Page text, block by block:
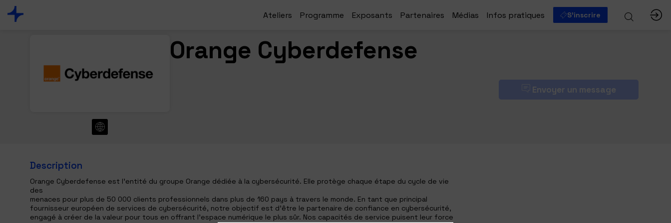
Ateliers Programme Exposants Partenaires Médias Infos pratiques S'inscrire
Envoyer un message
Orange Cyberdefense
Description
Orange Cyberdefense est l'entité du groupe Orange dédiée à la cybersécurité. Elle protège chaque étape du cycle de vie
des
menaces pour plus de 50 000 clients professionnels dans plus de 160 pays à travers le monde. En tant que principal
fournisseur européen de services de cybersécurité, notre objectif est d’être le partenaire de confiance en cybersécurité,
engagé à créer de la valeur pour tous en offrant l’espace numérique le plus sûr. Nos capacités de service puisent leur force